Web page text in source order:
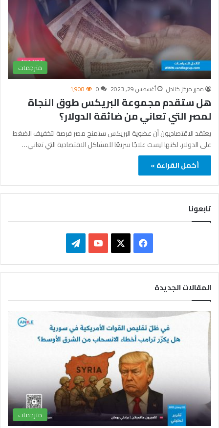
مترجمات
محرر مركز كاندل أغسطس 29, 2023 0 1٬908
هل ستقدم مجموعة البريكس طوق النجاة
لمصر التي تعاني من ضائقة الدولار؟
يعتقد الاقتصاديون أن عضوية البريكس ستمنح مصر فرصة لتخفيف الضغط
على الدولار، لكنها ليست علاجًا سريعًا للمشاكل الاقتصادية التي تعاني…
أكمل القراءة »
تابعونا
ي
ب
و
ك
X
Y
u
T
u
b
e
ي
ق
ا
م
المقالات الجديدة
مترجمات